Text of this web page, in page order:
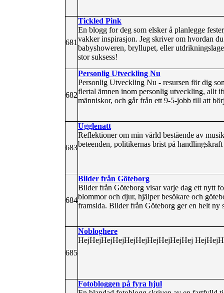
681
Tickled Pink
En blogg for deg som elsker å planlegge
vakker inspirasjon. Jeg skriver om hvordan
babyshoweren, bryllupet, eller
stor suksess!
682
Personlig Utveckling Nu
Personlig Utveckling Nu - resursen för dig
flertal ämnen inom personlig utveckling, allt
människor, och går från ett 9-5-jobb till att
683
Ugglenatt
Reflektioner om min värld bestående av
beteenden, politikernas brist på
684
Bilder från Göteborg
Bilder från Göteborg visar varje dag ett nytt
blommor och djur, hjälper besökare och
framsida. Bilder från Göteborg ger en helt ny
685
Nobloghere
HejHejHejHejHejHejHejHejHejHej
Fotobloggen på fyra hjul